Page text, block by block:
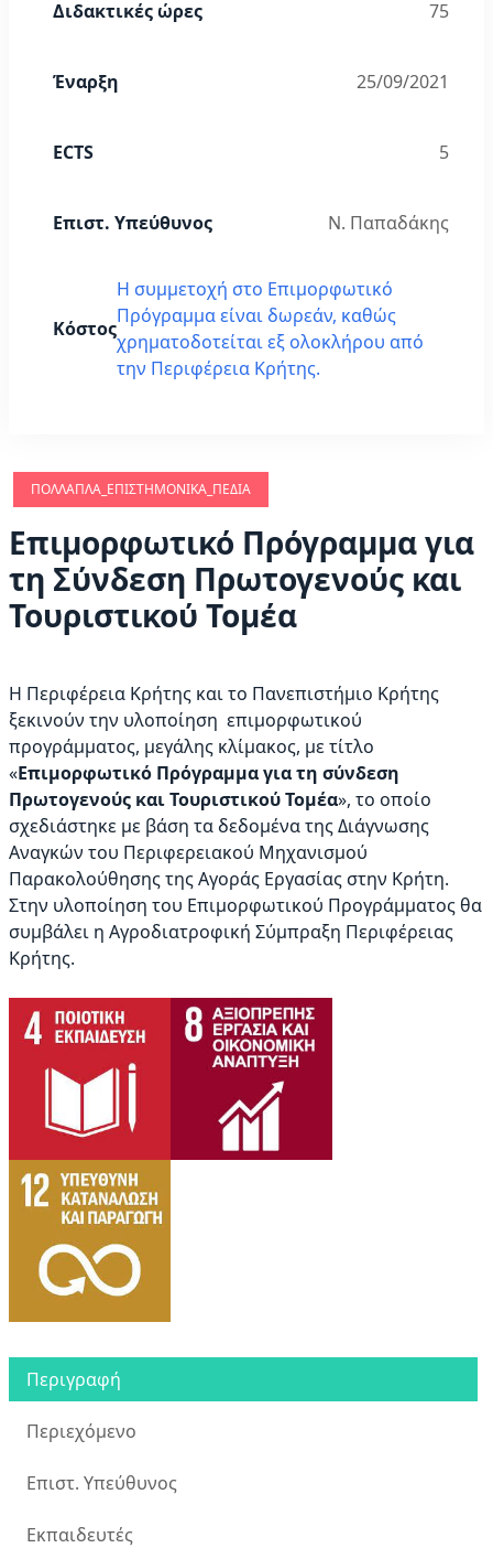
Διδακτικές ώρες 75
Έναρξη 25/09/2021
ECTS 5
Επιστ. Υπεύθυνος Ν. Παπαδάκης
Κόστος
Η συμμετοχή στο Επιμορφωτικό
Πρόγραμμα είναι δωρεάν, καθώς
χρηματοδοτείται εξ ολοκλήρου από
την Περιφέρεια Κρήτης.
ΠΟΛΛΑΠΛΆ_ΕΠΙΣΤΗΜΟΝΙΚΆ_ΠΕΔΊΑ
Επιμορφωτικό Πρόγραμμα για
τη Σύνδεση Πρωτογενούς και
Τουριστικού Τομέα
Η Περιφέρεια Κρήτης και το Πανεπιστήμιο Κρήτης
ξεκινούν την υλοποίηση επιμορφωτικού
προγράμματος, μεγάλης κλίμακος, με τίτλο
«Επιμορφωτικό Πρόγραμμα για τη σύνδεση
Πρωτογενούς και Τουριστικού Τομέα», το οποίο
σχεδιάστηκε με βάση τα δεδομένα της Διάγνωσης
Αναγκών του Περιφερειακού Μηχανισμού
Παρακολούθησης της Αγοράς Εργασίας στην Κρήτη.
Στην υλοποίηση του Επιμορφωτικού Προγράμματος θα
συμβάλει η Αγροδιατροφική Σύμπραξη Περιφέρειας
Κρήτης.
Περιγραφή
Περιεχόμενο
Επιστ. Υπεύθυνος
Εκπαιδευτές